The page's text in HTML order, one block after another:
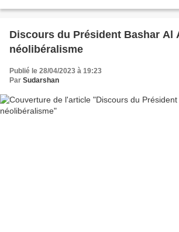
Discours du Président Bashar Al
néolibéralisme
Publié le 28/04/2023 à 19:23
Par Sudarshan